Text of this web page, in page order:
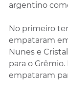
argentino
No primeiro
empataram
Nunes e
para o
empataram